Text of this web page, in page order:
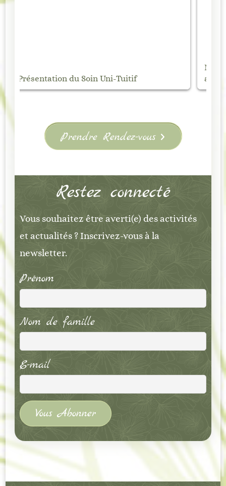
août
Prendre Rendez-vous
Restez connecté
Vous souhaitez être averti(e) des activités
et actualités ? Inscrivez-vous à la
newsletter.
Prénom
Nom de famille
E-mail